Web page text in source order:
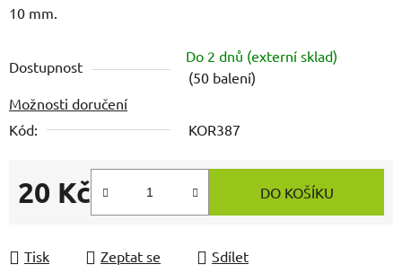
10 mm.
Dostupnost
Do 2 dnů (externí sklad)
(50 balení)
Možnosti doručení
Kód:
KOR387
20 Kč
Měrná cena:
DO KOŠÍKU
Tisk Zeptat se Sdílet